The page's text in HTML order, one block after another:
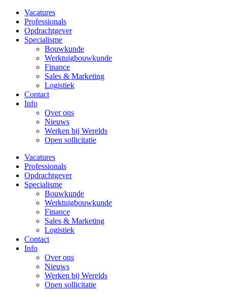
Vacatures
Professionals
Opdrachtgever
Specialisme
Bouwkunde
Werktuigbouwkunde
Finance
Sales & Marketing
Logistiek
Contact
Info
Over ons
Nieuws
Werken bij Werelds
Open sollicitatie
Vacatures
Professionals
Opdrachtgever
Specialisme
Bouwkunde
Werktuigbouwkunde
Finance
Sales & Marketing
Logistiek
Contact
Info
Over ons
Nieuws
Werken bij Werelds
Open sollicitatie